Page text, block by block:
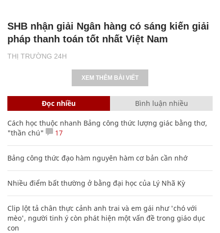
THỊ TRƯỜNG 24H
SHB nhận giải Ngân hàng có sáng kiến giải
pháp thanh toán tốt nhất Việt Nam
XEM THÊM BÀI VIẾT
Đọc nhiều Bình luận nhiều
Cách học thuộc nhanh Bảng công thức lượng giác bằng thơ,
"thần chú"
17
Bảng công thức đạo hàm nguyên hàm cơ bản cần nhớ
Nhiều điểm bất thường ở bằng đại học của Lý Nhã Kỳ
Clip lột tả chân thực cảnh anh trai và em gái như 'chó với
mèo', người tinh ý còn phát hiện một vấn đề trong giáo dục
con